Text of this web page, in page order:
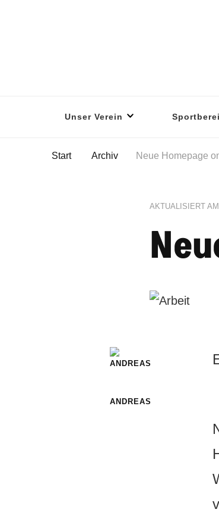
Unser Verein
Start Archiv Neue Homepage
AKTUALISIERT AM
ANDREAS